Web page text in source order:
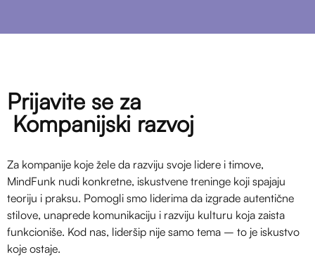
Prijavite se za
Kompanijski razvoj
Za kompanije koje žele da razviju svoje lidere i timove,
MindFunk nudi konkretne, iskustvene treninge koji spajaju
teoriju i praksu. Pomogli smo liderima da izgrade autentične
stilove, unaprede komunikaciju i razviju kulturu koja zaista
funkcioniše. Kod nas, lideršip nije samo tema – to je iskustvo
koje ostaje.